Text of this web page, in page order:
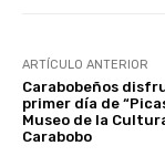
ARTÍCULO ANTERIOR
Carabobeños
primer día de
Museo de la
Carabobo